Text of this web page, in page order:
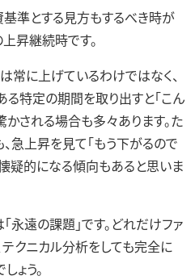
準とする見方もするべき時が
昇継続時です。
常に上げているわけではなく、
る特定の期間を取り出すと「こん
される場合も多々あります。た
急上昇を見て「もう下がるので
懐疑的になる傾向もあると思いま
遠の課題」です。どれだけファ
テクニカル分析をしても完全に
ょう。